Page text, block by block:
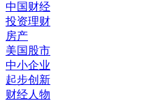
中国财经
投资理财
房产
美国股市
中小企业
起步创新
财经人物